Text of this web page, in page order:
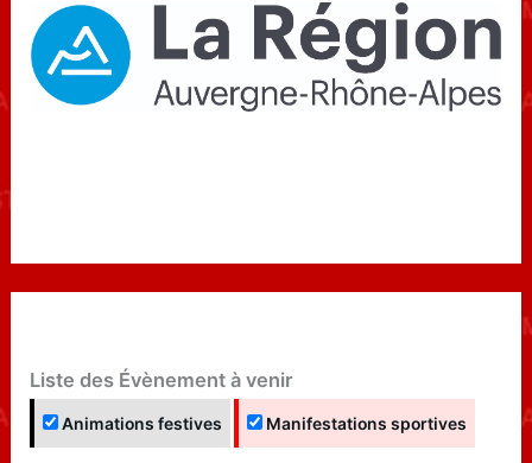
Liste des Évènement à venir
Animations festives Manifestations sportives